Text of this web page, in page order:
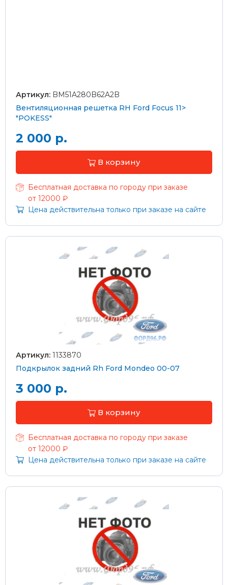
Артикул: BM51A280B62A2B
Вентиляционная решетка RH Ford Focus 11>
"POKESS"
2 000 р.
В корзину
Бесплатная доставка по городу при заказе
от 12000 ₽
Цена действительна только при заказе на сайте
Артикул: 1133870
Подкрылок задний Rh Ford Mondeo 00-07
3 000 р.
В корзину
Бесплатная доставка по городу при заказе
от 12000 ₽
Цена действительна только при заказе на сайте